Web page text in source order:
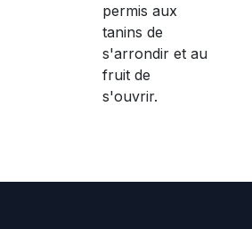
permis aux
tanins de
s'arrondir et au
fruit de
s'ouvrir.